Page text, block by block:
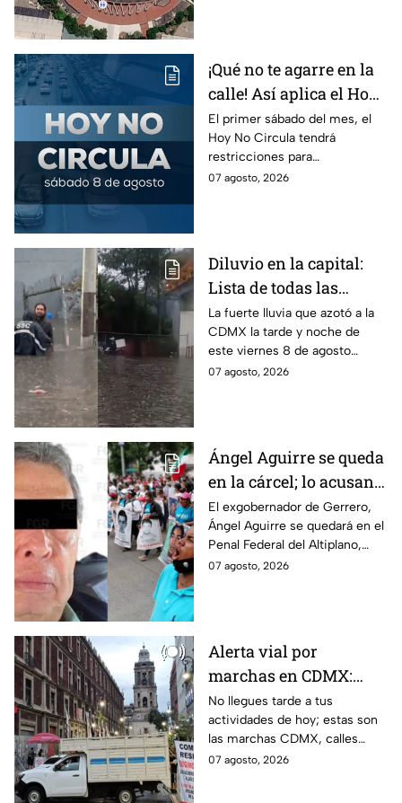
¡Qué no te agarre en la
calle! Así aplica el Hoy
No Circula el primer
sábado del mes
El primer sábado del mes, el
Hoy No Circula tendrá
restricciones para
determinados vehículos en la
07 agosto, 2026
Diluvio en la capital:
Lista de todas las
inundaciones en CDMX
HOY viernes 7 de
agosto
La fuerte lluvia que azotó a la
CDMX la tarde y noche de
este viernes 8 de agosto
provocó inundaciones y otras
07 agosto, 2026
Ángel Aguirre se queda
en la cárcel; lo acusan
de destruir
información del caso
Ayotzinapa
El exgobernador de Gerrero,
Ángel Aguirre se quedará en el
Penal Federal del Altiplano,
luego de que fue detenido ayer
07 agosto, 2026
Alerta vial por
marchas en CDMX:
Manifestantes retiran
bloqueo en Canela y Eje
3 Sur, colonia Granjas
México
No llegues tarde a tus
actividades de hoy; estas son
las marchas CDMX, calles
cerradas y bloqueos que
07 agosto, 2026